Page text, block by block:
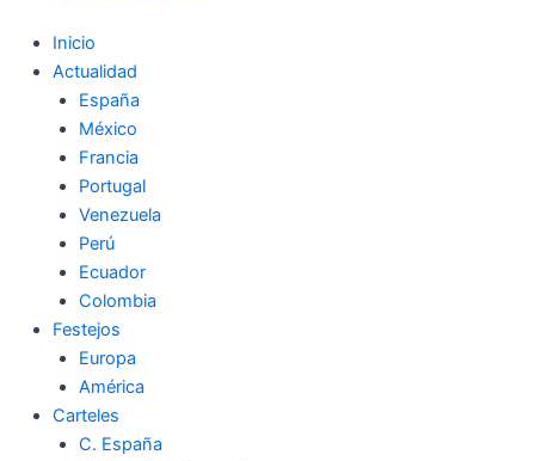
Inicio
Actualidad
España
México
Francia
Portugal
Venezuela
Perú
Ecuador
Colombia
Festejos
Europa
América
Carteles
C. España